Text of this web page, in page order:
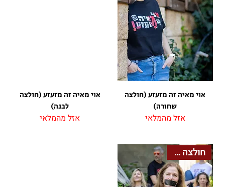
אוי מאיה זה מזעזע (חולצה
שחורה)
אזל מהמלאי
אוי מאיה זה מזעזע (חולצה
לבנה)
אזל מהמלאי
חולצה + תיק